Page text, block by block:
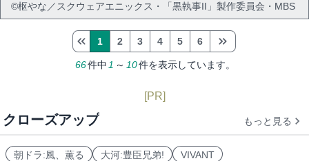
©枢やな／スクウェアエニックス・「黒執事II」製作委員会・MBS
66件中 1 ～ 10件を表示しています。
1 2 3 4 5 6
[PR]
クローズアップ もっと見る
朝ドラ:風、薫る 大河:豊臣兄弟!
VIVANT